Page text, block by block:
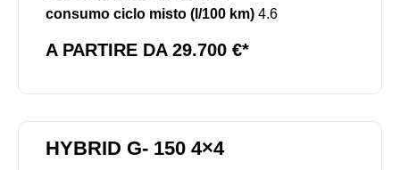
consumo ciclo misto (l/100 km) 4.6
A PARTIRE DA 29.700 €*
HYBRID G- 150 4×4